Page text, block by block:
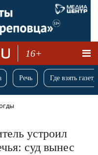
16+
Речь Где взять
устроил
суд вынес